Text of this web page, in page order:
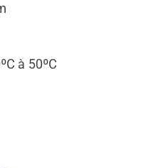
à 50ºC